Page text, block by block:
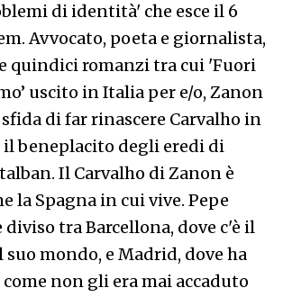
di identità' che esce il 6
Avvocato, poeta e giornalista,
quindici romanzi tra cui 'Fuori
uscito in Italia per e/o, Zanon
di far rinascere Carvalho in
il beneplacito degli eredi di
Il Carvalho di Zanon è
la Spagna in cui vive. Pepe
diviso tra Barcellona, dove c'è il
mondo, e Madrid, dove ha
non gli era mai accaduto